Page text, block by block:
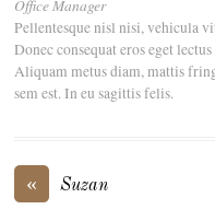
Office Manager
Pellentesque nisl nisi, vehicula
Donec consequat eros eget
Aliquam metus diam, mattis
sem est. In eu sagittis felis.
« Suzan